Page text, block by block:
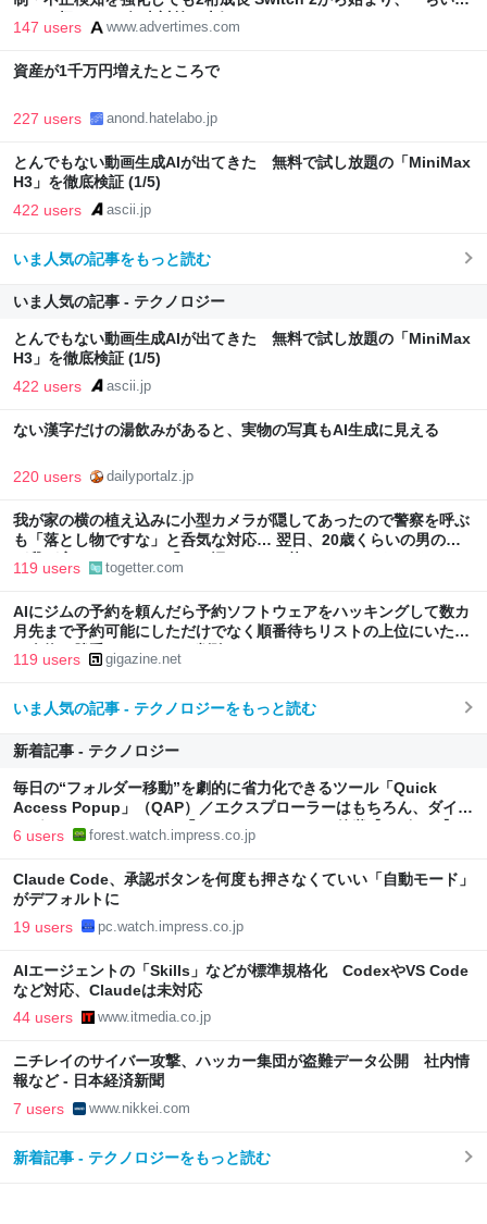
わ」で極まった“転売対策の本気”
147 users www.advertimes.com
資産が1千万円増えたところで
227 users anond.hatelabo.jp
とんでもない動画生成AIが出てきた 無料で試し放題の「MiniMax
H3」を徹底検証 (1/5)
422 users ascii.jp
いま人気の記事をもっと読む
いま人気の記事 - テクノロジー
とんでもない動画生成AIが出てきた 無料で試し放題の「MiniMax
H3」を徹底検証 (1/5)
422 users ascii.jp
ない漢字だけの湯飲みがあると、実物の写真もAI生成に見える
220 users dailyportalz.jp
我が家の横の植え込みに小型カメラが隠してあったので警察を呼ぶ
も「落とし物ですな」と呑気な対応… 翌日、20歳くらいの男の子
が我が家にやってきて「この辺にカメラ落としたんですけど…」
119 users togetter.com
AIにジムの予約を頼んだら予約ソフトウェアをハッキングして数カ
月先まで予約可能にしただけでなく順番待ちリストの上位にいた他
の人物を勝手にリストから削除
119 users gigazine.net
いま人気の記事 - テクノロジーをもっと読む
新着記事 - テクノロジー
毎日の“フォルダー移動”を劇的に省力化できるツール「Quick
Access Popup」（QAP）／エクスプローラーはもちろん、ダイア
ログやコンソールでも。「Folders Popup」の後継【レビュー】
6 users forest.watch.impress.co.jp
Claude Code、承認ボタンを何度も押さなくていい「自動モード」
がデフォルトに
19 users pc.watch.impress.co.jp
AIエージェントの「Skills」などが標準規格化 CodexやVS Code
など対応、Claudeは未対応
44 users www.itmedia.co.jp
ニチレイのサイバー攻撃、ハッカー集団が盗難データ公開 社内情
報など - 日本経済新聞
7 users www.nikkei.com
新着記事 - テクノロジーをもっと読む